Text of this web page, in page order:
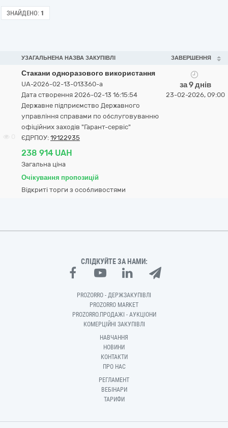
ЗНАЙДЕНО: 1
УЗАГАЛЬНЕНА НАЗВА ЗАКУПІВЛІ ЗАВЕРШЕННЯ
Стакани одноразового використання
UA-2026-02-13-013360-a
Дата створення 2026-02-13 16:15:54
Державне підприємство Державного
управління справами по обслуговуванню
офіційних заходів "Гарант-сервіс"
ЄДРПОУ: 19122935
238 914 UAH
Загальна ціна
Очікування пропозицій
Відкриті торги з особливостями
за 9 днів
23-02-2026, 09:00
СЛІДКУЙТЕ ЗА НАМИ:
PROZORRO - ДЕРЖЗАКУПІВЛІ
PROZORRO MARKET
PROZORRO.ПРОДАЖІ - АУКЦІОНИ
КОМЕРЦІЙНІ ЗАКУПІВЛІ
НАВЧАННЯ
НОВИНИ
КОНТАКТИ
ПРО НАС
РЕГЛАМЕНТ
ВЕБІНАРИ
ТАРИФИ